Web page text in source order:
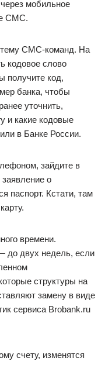
мобильное
СМС.
СМС-команд. На
кодовое слово
получите код,
банка, чтобы
уточнить,
и какие кодовые
в Банке России.
зайдите в
о
паспорт. Кстати, там
времени.
до двух недель, если
структуры на
замену в виде
сервиса Brobank.ru
счету, изменятся